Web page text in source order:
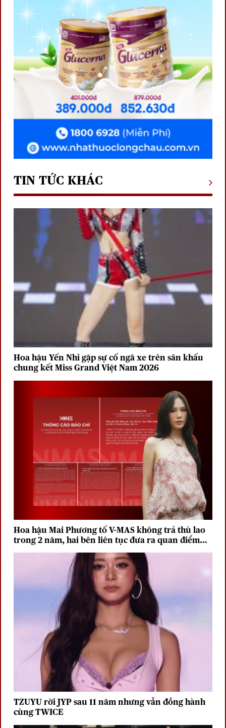
TIN TỨC KHÁC
Hoa hậu Yến Nhi gặp sự cố ngã xe trên sân khấu
chung kết Miss Grand Việt Nam 2026
Hoa hậu Mai Phương tố V-MAS không trả thù lao
trong 2 năm, hai bên liên tục đưa ra quan điểm
trái chiều
TZUYU rời JYP sau 11 năm nhưng vẫn đồng hành
cùng TWICE